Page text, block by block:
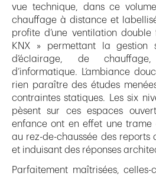
vue technique, dans ce
chauffage à distance et
profite d’une ventilation double
KNX » permettant la gestion
d’éclairage, de
d’informatique. L’ambiance
rien paraître des études
contraintes statiques. Les six
pèsent sur ces espaces
enfance ont en effet une trame
au rez-de-chaussée des reports
et induisant des réponses
Parfaitement maîtrisées,